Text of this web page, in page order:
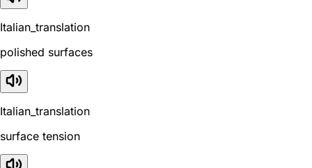
Italian_translation
polished surfaces
Italian_translation
surface tension